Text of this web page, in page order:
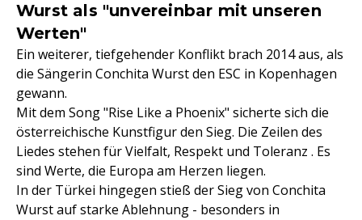
Wurst als "unvereinbar mit unseren
Werten"
Ein weiterer, tiefgehender Konflikt brach 2014 aus, als
die Sängerin Conchita Wurst den ESC in Kopenhagen
gewann.
Mit dem Song "Rise Like a Phoenix" sicherte sich die
österreichische Kunstfigur den Sieg. Die Zeilen des
Liedes stehen für Vielfalt, Respekt und Toleranz . Es
sind Werte, die Europa am Herzen liegen.
In der Türkei hingegen stieß der Sieg von Conchita
Wurst auf starke Ablehnung - besonders in